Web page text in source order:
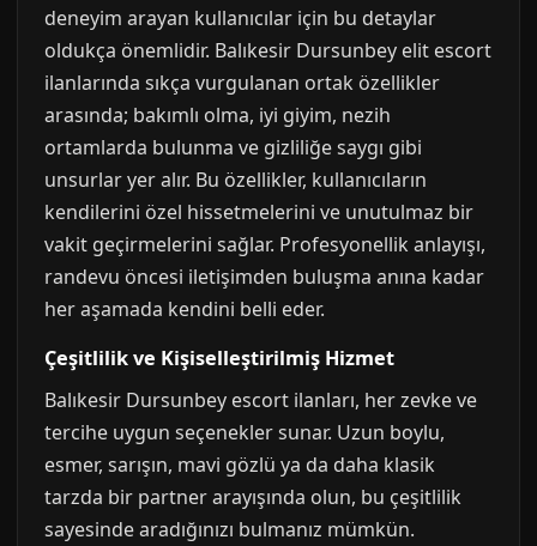
deneyim arayan kullanıcılar için bu detaylar
oldukça önemlidir. Balıkesir Dursunbey elit escort
ilanlarında sıkça vurgulanan ortak özellikler
arasında; bakımlı olma, iyi giyim, nezih
ortamlarda bulunma ve gizliliğe saygı gibi
unsurlar yer alır. Bu özellikler, kullanıcıların
kendilerini özel hissetmelerini ve unutulmaz bir
vakit geçirmelerini sağlar. Profesyonellik anlayışı,
randevu öncesi iletişimden buluşma anına kadar
her aşamada kendini belli eder.
Çeşitlilik ve Kişiselleştirilmiş Hizmet
Balıkesir Dursunbey escort ilanları, her zevke ve
tercihe uygun seçenekler sunar. Uzun boylu,
esmer, sarışın, mavi gözlü ya da daha klasik
tarzda bir partner arayışında olun, bu çeşitlilik
sayesinde aradığınızı bulmanız mümkün.